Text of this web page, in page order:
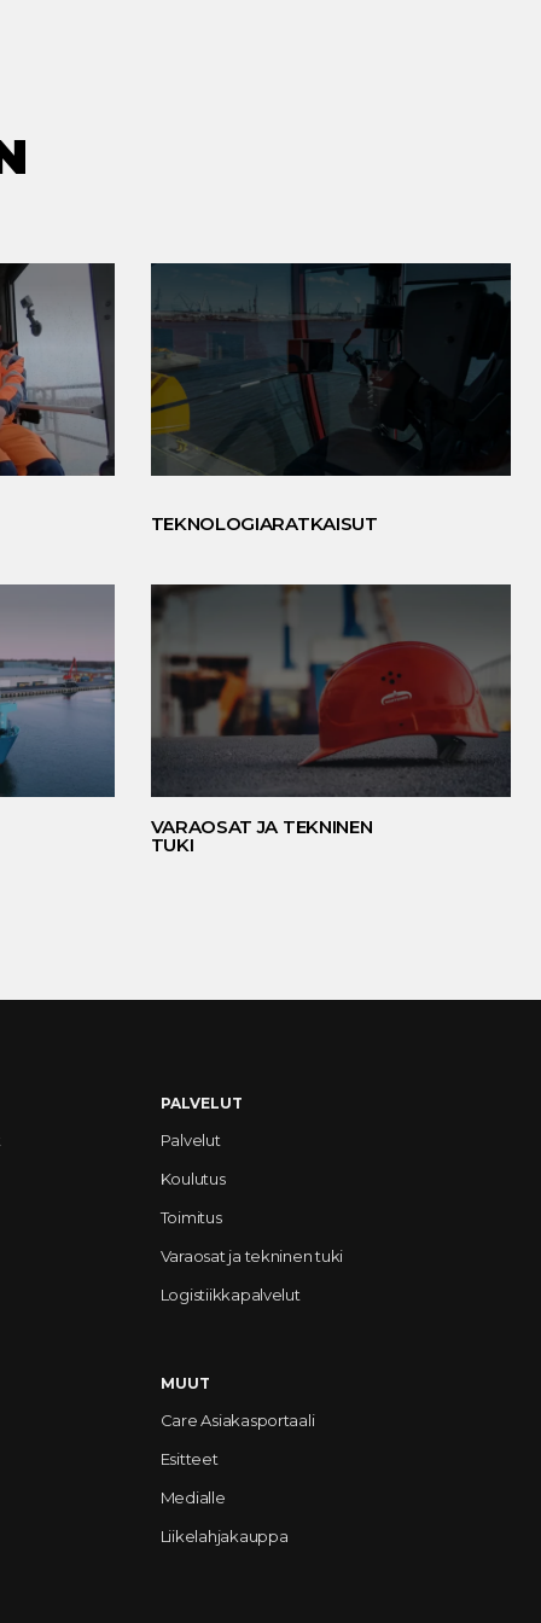
TEKNOLOGIARATKAISUT
VARAOSAT JA TEKNINEN
TUKI
PALVELUT
Palvelut
Koulutus
Toimitus
Varaosat ja tekninen tuki
Logistiikkapalvelut
MUUT
Care Asiakasportaali
Esitteet
Medialle
Liikelahjakauppa